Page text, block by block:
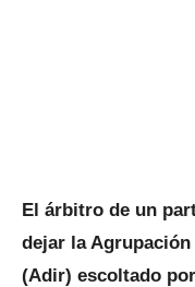
El árbitro de un
dejar la
(Adir) escoltado